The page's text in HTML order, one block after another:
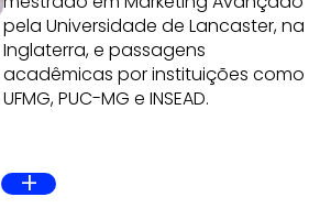
pela Universidade de Lancaster, na
Inglaterra, e passagens
acadêmicas por instituições como
UFMG, PUC-MG e INSEAD.